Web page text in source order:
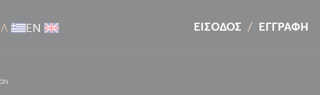
ΕΝ ΕΊΣΟΔΟΣ ΕΓΓΡΑΦΉ